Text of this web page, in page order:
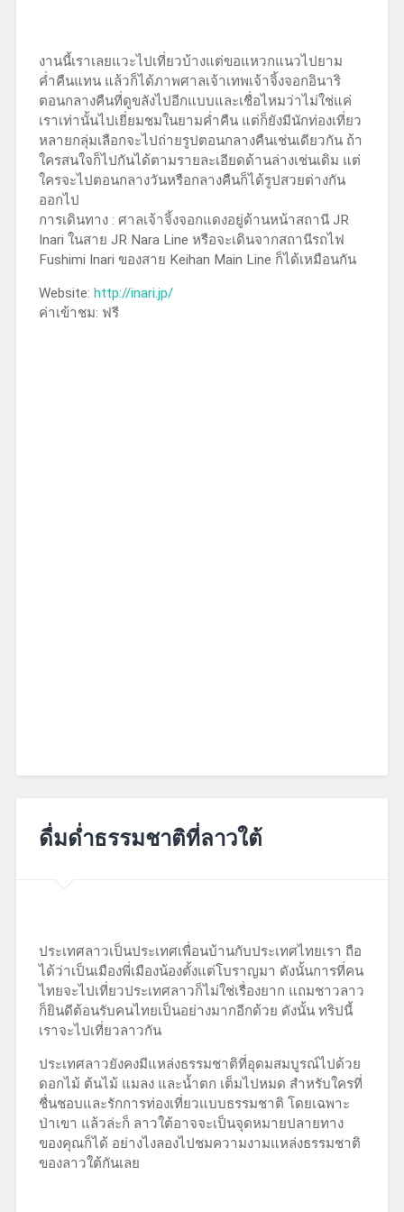
งานนี้เราเลยแวะไปเที่ยวบ้างแต่ขอแหวกแนวไปยาม
ค่ำคืนแทน แล้วก็ได้ภาพศาลเจ้าเทพเจ้าจิ้งจอกอินาริ
ตอนกลางคืนที่ดูขลังไปอีกแบบและเชื่อไหมว่าไม่ใช่แค่
เราเท่านั้นไปเยี่ยมชมในยามค่ำคืน แต่ก็ยังมีนักท่องเที่ยว
หลายกลุ่มเลือกจะไปถ่ายรูปตอนกลางคืนเช่นเดียวกัน ถ้า
ใครสนใจก็ไปกันได้ตามรายละเอียดด้านล่างเช่นเดิม แต่
ใครจะไปตอนกลางวันหรือกลางคืนก็ได้รูปสวยต่างกัน
ออกไป
การเดินทาง : ศาลเจ้าจิ้งจอกแดงอยู่ด้านหน้าสถานี JR
Inari ในสาย JR Nara Line หรือจะเดินจากสถานีรถไฟ
Fushimi Inari ของสาย Keihan Main Line ก็ได้เหมือนกัน
Website: http://inari.jp/
ค่าเข้าชม: ฟรี
28,
2018
ดื่มด่ำธรรมชาติที่ลาวใต้
ประเทศลาวเป็นประเทศเพื่อนบ้านกับประเทศไทยเรา ถือ
ได้ว่าเป็นเมืองพี่เมืองน้องตั้งแต่โบราญมา ดังนั้นการที่คน
ไทยจะไปเที่ยวประเทศลาวก็ไม่ใช่เรื่องยาก แถมชาวลาว
ก็ยินดีต้อนรับคนไทยเป็นอย่างมากอีกด้วย ดังนั้น ทริปนี้
เราจะไปเที่ยวลาวกัน
ประเทศลาวยังคงมีแหล่งธรรมชาติที่อุดมสมบูรณ์ไปด้วย
ดอกไม้ ต้นไม้ แมลง และน้ำตก เต็มไปหมด สำหรับใครที่
ชื่นชอบและรักการท่องเที่ยวแบบธรรมชาติ โดยเฉพาะ
ป่าเขา แล้วล่ะก็ ลาวใต้อาจจะเป็นจุดหมายปลายทาง
ของคุณก็ได้ อย่างไงลองไปชมความงามแหล่งธรรมชาติ
ของลาวใต้กันเลย